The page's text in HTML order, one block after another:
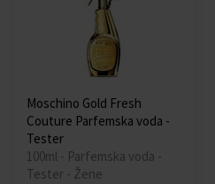
Moschino Gold Fresh
Couture Parfemska voda -
Tester
100ml - Parfemska voda -
Tester - Žene